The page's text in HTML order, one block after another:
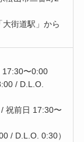
「大街道駅」から
17:30〜0:00
/ D.L.O.
祝前日 17:30〜
/ D.L.O. 0:30）